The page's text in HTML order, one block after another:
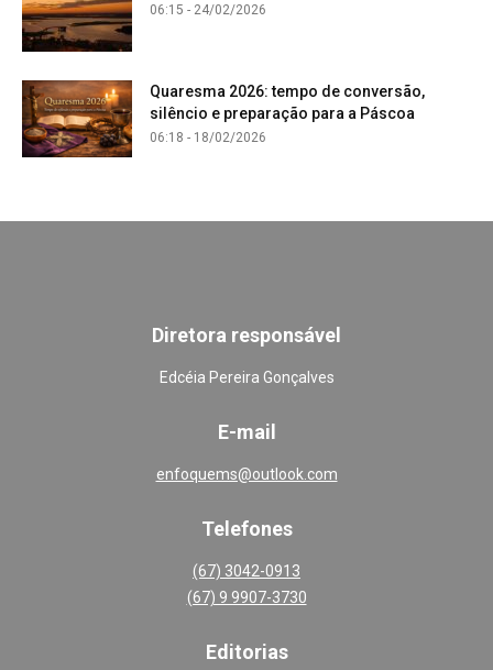
06:15 - 24/02/2026
Quaresma 2026: tempo de conversão,
silêncio e preparação para a Páscoa
06:18 - 18/02/2026
Diretora responsável
Edcéia Pereira Gonçalves
E-mail
enfoquems@outlook.com
Telefones
(67) 3042-0913
(67) 9 9907-3730
Editorias